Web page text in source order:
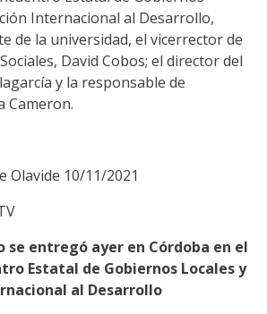
Internacional al Desarrollo,
de la universidad, el vicerrector de
David Cobos; el director del
y la responsable de
Cameron.
Olavide 10/11/2021
se entregó ayer en Córdoba en el
Estatal de Gobiernos Locales y
al Desarrollo